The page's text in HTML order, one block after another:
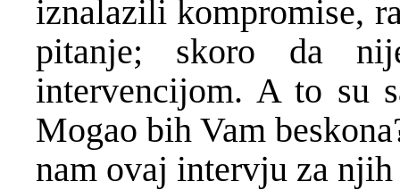
iznalazili kompromise,
pitanje; skoro da
intervencijom. A to su
Mogao bih Vam
nam ovaj intervju za